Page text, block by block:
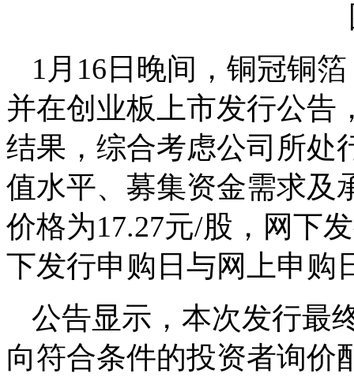
1月16日晚间，铜冠铜
并在创业板上市发行公告
结果，综合考虑公司所处
值水平、募集资金需求及
价格为17.27元/股，网下
下发行申购日与网上申购
公告显示，本次发行最
向符合条件的投资者询价